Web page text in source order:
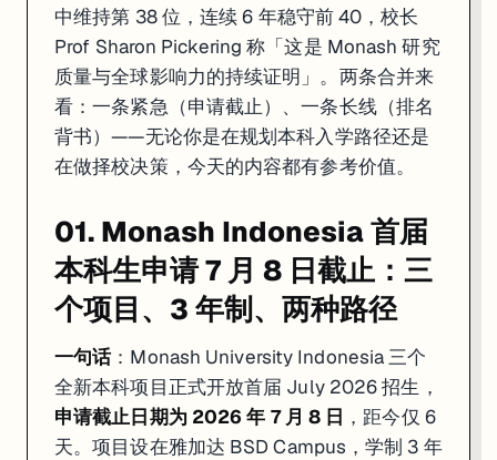
中维持第 38 位，连续 6 年稳守前 40，校长
Prof Sharon Pickering 称「这是 Monash 研究
质量与全球影响力的持续证明」。两条合并来
看：一条紧急（申请截止）、一条长线（排名
背书）——无论你是在规划本科入学路径还是
在做择校决策，今天的内容都有参考价值。
01. Monash Indonesia 首届
本科生申请 7 月 8 日截止：三
个项目、3 年制、两种路径
一句话：Monash University Indonesia 三个
全新本科项目正式开放首届 July 2026 招生，
申请截止日期为 2026 年 7 月 8 日 ，距今仅 6
天。项目设在雅加达 BSD Campus，学制 3 年